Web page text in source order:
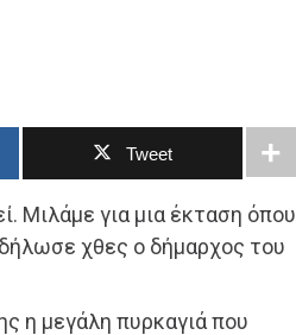
Tweet
Μιλάμε για μια έκταση όπου
χθες o δήμαρχος του
η μεγάλη πυρκαγιά που